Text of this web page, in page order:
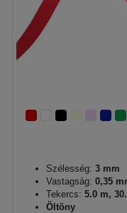
Szélesség: 3 mm
Vastagság: 0,35
Tekercs: 5.0 m,
Öltöny